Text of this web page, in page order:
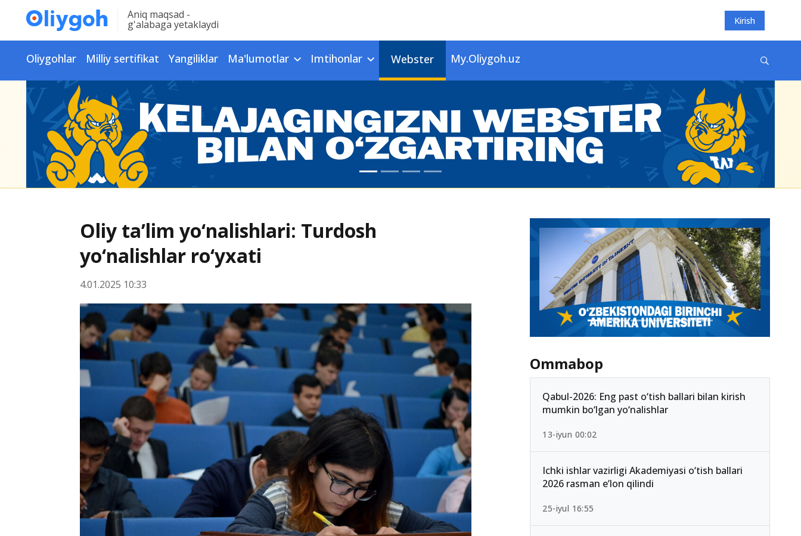
Aniq maqsad -
g'alabaga yetaklaydi Kirish
Oliygohlar Milliy sertifikat Yangiliklar Ma'lumotlar Imtihonlar Webster My.Oliygoh.uz
Oliy ta’lim yo‘nalishlari: Turdosh
yo‘nalishlar ro‘yxati
4.01.2025 10:33
Ommabop
Qabul-2026: Eng past o‘tish ballari bilan kirish
mumkin bo‘lgan yo‘nalishlar
13-iyun 00:02
Ichki ishlar vazirligi Akademiyasi o‘tish ballari
2026 rasman e’lon qilindi
25-iyul 16:55